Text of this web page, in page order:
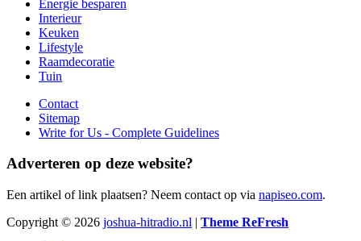
Energie besparen
Interieur
Keuken
Lifestyle
Raamdecoratie
Tuin
Contact
Sitemap
Write for Us - Complete Guidelines
Adverteren op deze website?
Een artikel of link plaatsen? Neem contact op via napiseo.com.
Copyright © 2026 joshua-hitradio.nl | Theme ReFresh